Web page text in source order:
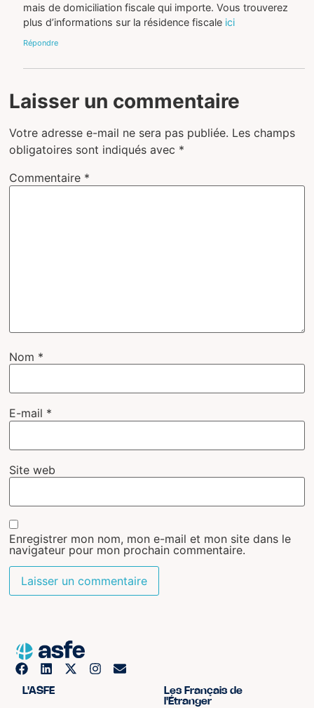
mais de domiciliation fiscale qui importe. Vous trouverez
plus d’informations sur la résidence fiscale ici
Répondre
Laisser un commentaire
Votre adresse e-mail ne sera pas publiée. Les champs
obligatoires sont indiqués avec *
Commentaire *
Nom *
E-mail *
Site web
Enregistrer mon nom, mon e-mail et mon site dans le
navigateur pour mon prochain commentaire.
L'ASFE
Les Français de
l'Étranger